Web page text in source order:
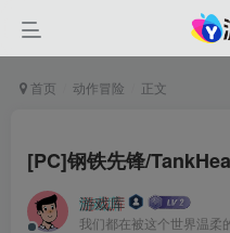
首页 动作冒险 正文
[PC]钢铁先锋/
游戏库
我们都在被这个世界温柔